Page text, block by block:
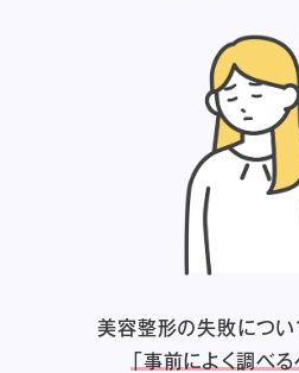
美容整形の失敗につ
「事前によく調べる